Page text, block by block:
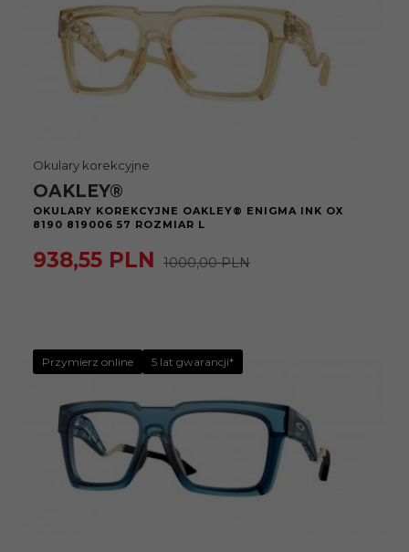
Okulary korekcyjne
OAKLEY®
OKULARY KOREKCYJNE OAKLEY® ENIGMA INK OX
8190 819006 57 ROZMIAR L
938,55 PLN 1000,00 PLN
Przymierz online 5 lat gwarancji*